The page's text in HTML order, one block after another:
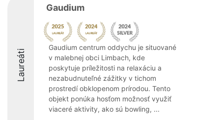
Laureáti
Gaudium
Gaudium centrum oddychu je situované
v malebnej obci Limbach, kde
poskytuje príležitosti na relaxáciu a
nezabudnuteľné zážitky v tichom
prostredí obklopenom prírodou. Tento
objekt ponúka hosťom možnosť využiť
viaceré aktivity, ako sú bowling, ...